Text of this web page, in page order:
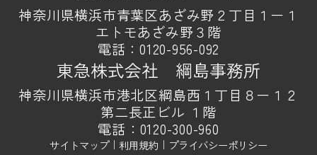
神奈川県横浜市青葉区あざみ野２丁目１ー１
エトモあざみ野３階
電話：0120-956-092
東急株式会社 綱島事務所
神奈川県横浜市港北区綱島西１丁目８ー１２
第二長正ビル １階
電話： 0120-300-960
サイトマップ｜ 利用規約 ｜ プライバシーポリシー